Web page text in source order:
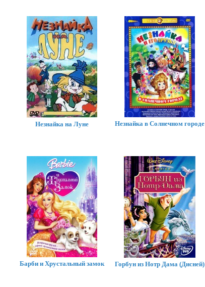
Незнайка на Луне Незнайка в Солнечном городе
Барби и Хрустальный замок Горбун из Нотр Дама (Дисней)